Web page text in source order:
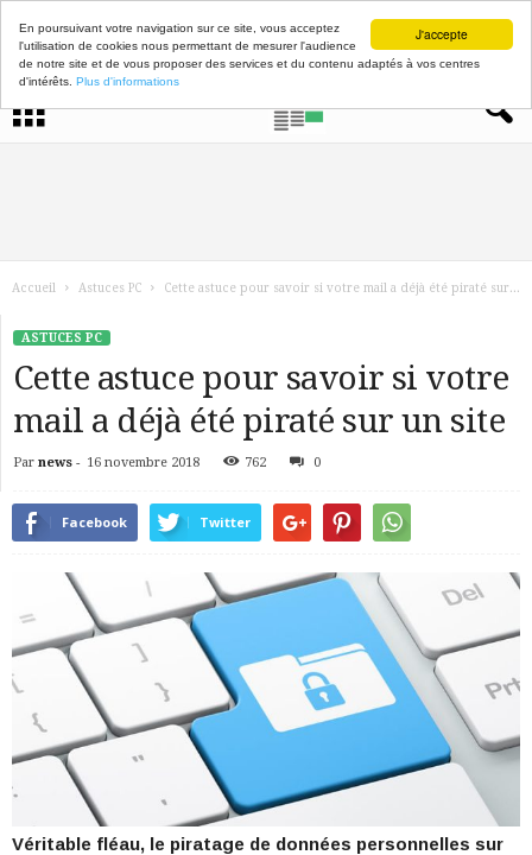
J'accepte
En poursuivant votre navigation sur ce site, vous acceptez
l'utilisation de cookies nous permettant de mesurer l'audience
de notre site et de vous proposer des services et du contenu adaptés à vos centres
d'intérêts. Plus d'informations
Accueil Astuces PC Cette astuce pour savoir si votre mail a déjà été piraté sur...
ASTUCES PC
Cette astuce pour savoir si votre
mail a déjà été piraté sur un site
Par news - 16 novembre 2018 762 0
Facebook Twitter
Véritable fléau, le piratage de données personnelles sur